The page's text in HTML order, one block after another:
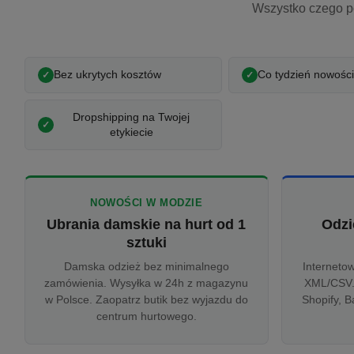
Wszystko czego
Bez ukrytych kosztów Co tydzień nowości
Dropshipping na Twojej
etykiecie
NOWOŚCI W MODZIE
Ubrania damskie na hurt od 1
sztuki
Damska odzież bez minimalnego
zamówienia. Wysyłka w 24h z magazynu
w Polsce. Zaopatrz butik bez wyjazdu do
centrum hurtowego.
XML/
Shopify,